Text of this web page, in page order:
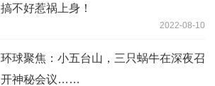
搞不好惹祸上身！
2022-08-10
环球聚焦：小五台山，三只蜗牛在深夜召
开神秘会议……